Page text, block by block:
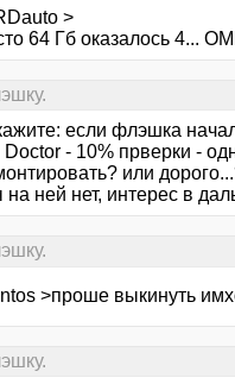
>
64 Гб оказалось 4...
если флэшка
Doctor - 10% прверки -
или
ней нет, интерес в
>проше выкинуть